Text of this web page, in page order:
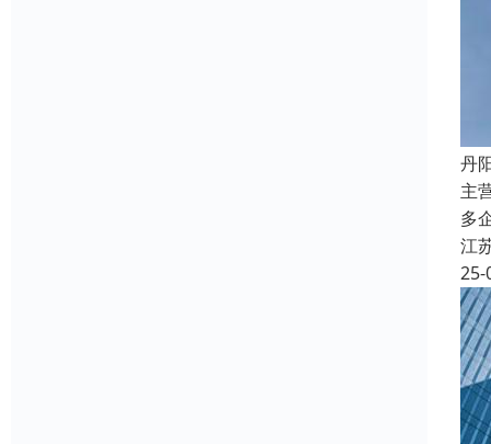
丹
主
多
江
25-